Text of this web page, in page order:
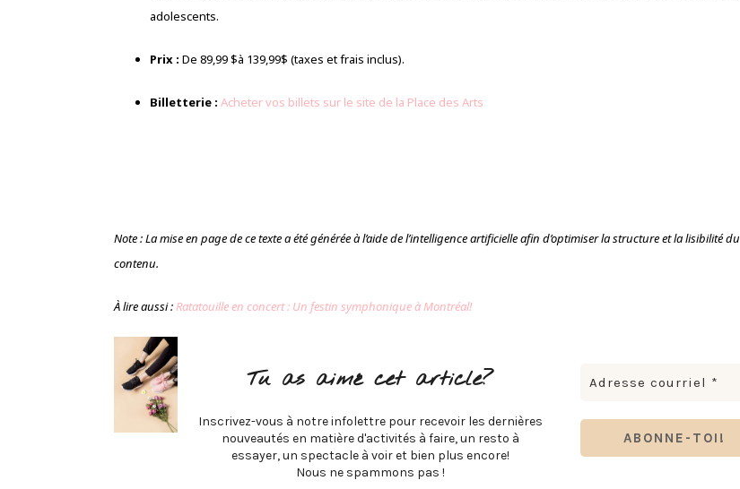
adolescents.
Prix : De 89,99$à 139,99$ (taxes et frais inclus).
Billetterie : Acheter vos billets sur le site de la Place des Arts
Note : La mise en page de ce texte a été générée à l’aide de l’intelligence artificielle afin d’optimiser la structure et la lisibilité du
contenu.
À lire aussi :Ratatouille en concert : Un festin symphonique à Montréal!
Tu as aimé cet article?
Inscrivez-vous à notre infolettre pour recevoir les dernières
nouveautés en matière d'activités à faire, un resto à
essayer, un spectacle à voir et bien plus encore!
Nous ne spammons pas !